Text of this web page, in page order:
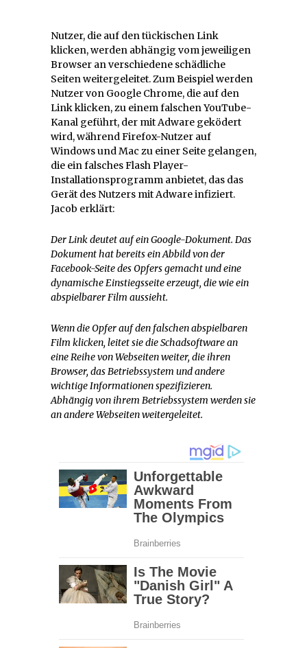
Nutzer, die auf den tückischen Link
klicken, werden abhängig vom jeweiligen
Browser an verschiedene schädliche
Seiten weitergeleitet. Zum Beispiel werden
Nutzer von Google Chrome, die auf den
Link klicken, zu einem falschen YouTube-
Kanal geführt, der mit Adware geködert
wird, während Firefox-Nutzer auf
Windows und Mac zu einer Seite gelangen,
die ein falsches Flash Player-
Installationsprogramm anbietet, das das
Gerät des Nutzers mit Adware infiziert.
Jacob erklärt:
Der Link deutet auf ein Google-Dokument. Das
Dokument hat bereits ein Abbild von der
Facebook-Seite des Opfers gemacht und eine
dynamische Einstiegsseite erzeugt, die wie ein
abspielbarer Film aussieht.
Wenn die Opfer auf den falschen abspielbaren
Film klicken, leitet sie die Schadsoftware an
eine Reihe von Webseiten weiter, die ihren
Browser, das Betriebssystem und andere
wichtige Informationen spezifizieren.
Abhängig von ihrem Betriebssystem werden sie
an andere Webseiten weitergeleitet.